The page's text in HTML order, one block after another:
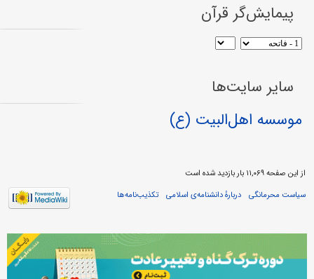
پیمایش‌گر قرآن
سایر سایت‌ها
موسسه اهل‌البیت (ع)
از این صفحه ۱۱,۰۶۹ بار بازدید شده است
سیاست محرمانگی
دربارهٔ دانشنامه‌ی اسلامی تکذیب‌نامه‌ها